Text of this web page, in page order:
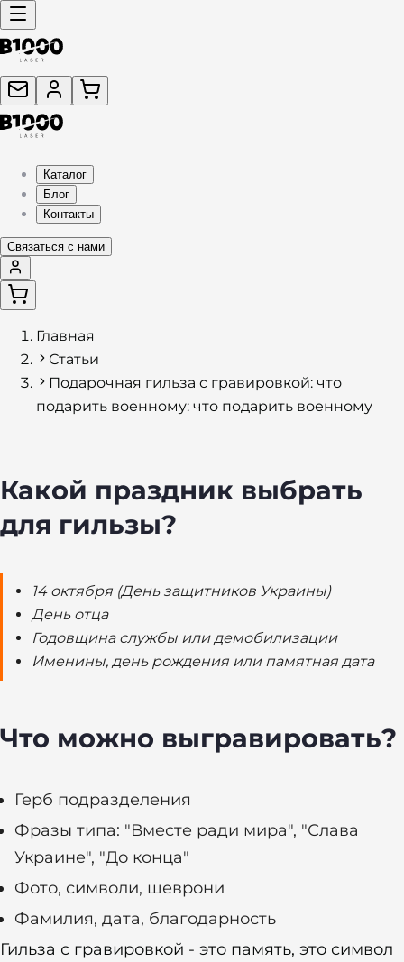
Каталог
Блог
Контакты
Связаться с нами
Главная
Статьи
Подарочная гильза с гравировкой: что
подарить военному: что подарить военному
Какой праздник выбрать
для гильзы?
14 октября (День защитников Украины)
День отца
Годовщина службы или демобилизации
Именины, день рождения или памятная дата
Что можно выгравировать?
Герб подразделения
Фразы типа: "Вместе ради мира", "Слава
Украине", "До конца"
Фото, символи, шеврони
Фамилия, дата, благодарность
Гильза с гравировкой - это память, это символ